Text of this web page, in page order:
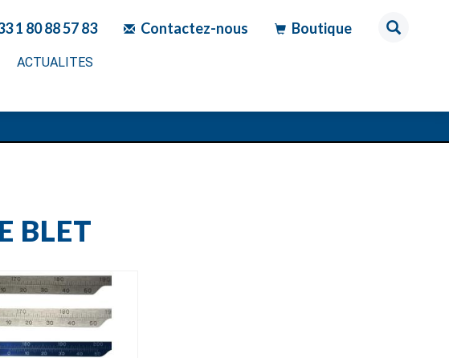
1 80 88 57 83 Contactez-nous Boutique
ACTUALITES
BLET